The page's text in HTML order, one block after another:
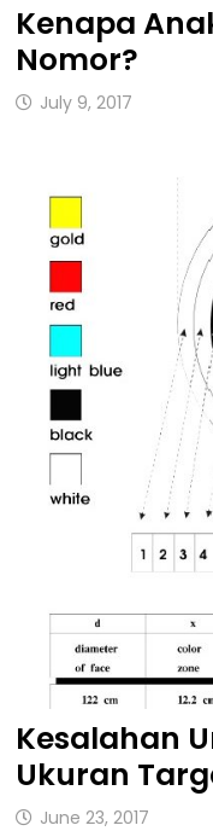
Kenapa
Nomor?
July 9, 2017
Kesalahan
Ukuran
June 23, 2017